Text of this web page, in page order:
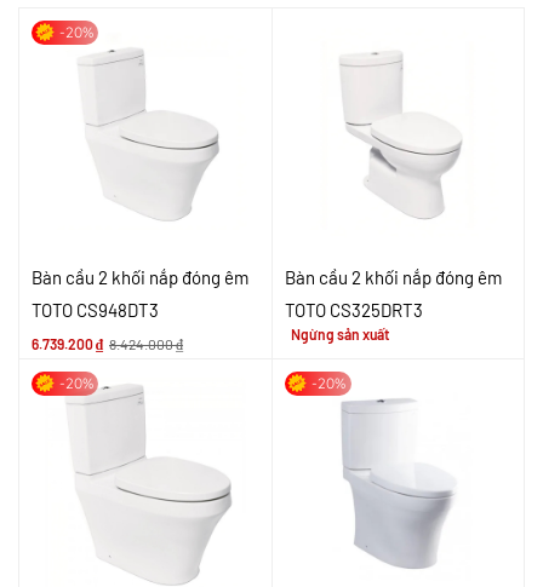
-20%
Bàn cầu 2 khối nắp đóng êm
TOTO CS948DT3
6.739.200₫ 8.424.000₫
Bàn cầu 2 khối nắp đóng êm
TOTO CS325DRT3
Ngừng sản xuất
-20% -20%